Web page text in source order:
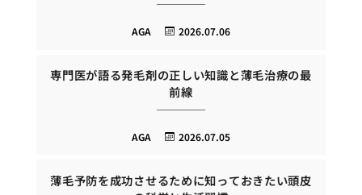
2026.07.06
AGA
専門医が語る発毛剤の正しい知識と薄毛治療の最
前線
2026.07.05
AGA
薄毛予防を成功させるために知っておきたい頭皮